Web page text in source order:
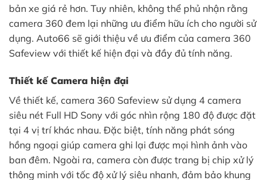
bản xe giá rẻ hơn. Tuy nhiên, không thể phủ nhận rằng
camera 360 đem lại những ưu điểm hữu ích cho người sử
dụng. Auto66 sẽ giới thiệu về ưu điểm của camera 360
Safeview với thiết kế hiện đại và đầy đủ tính năng.
Thiết kế Camera hiện đại
Về thiết kế, camera 360 Safeview sử dụng 4 camera
siêu nét Full HD Sony với góc nhìn rộng 180 độ được đặt
tại 4 vị trí khác nhau. Đặc biệt, tính năng phát sóng
hồng ngoại giúp camera ghi lại được mọi hình ảnh vào
ban đêm. Ngoài ra, camera còn được trang bị chip xử lý
thông minh với tốc độ xử lý siêu nhanh, đảm bảo khung